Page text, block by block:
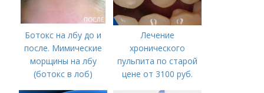
Ботокс на лбу до и
после. Мимические
морщины на лбу
(ботокс в лоб)
Лечение
хронического
пульпита по старой
цене от 3100 руб.